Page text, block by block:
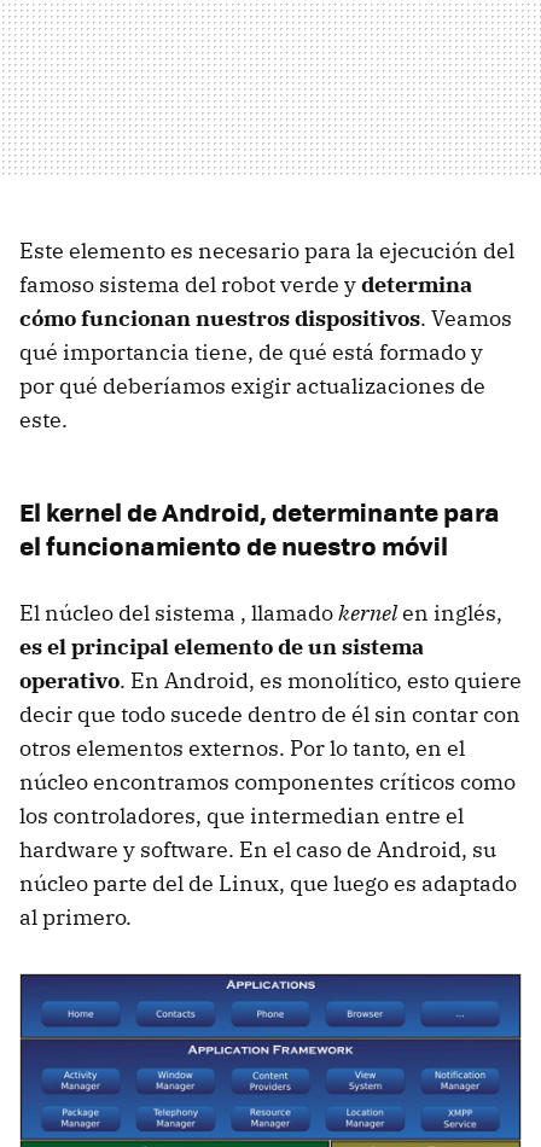
Este elemento es necesario para la ejecución del
famoso sistema del robot verde ydetermina
cómo funcionan nuestros dispositivos. Veamos
qué importancia tiene, de qué está formado y
por qué deberíamos exigir actualizaciones de
este.
El kernel de Android, determinante para
el funcionamiento de nuestro móvil
El núcleo del sistema , llamadokernelen inglés,
es el principal elemento de un sistema
operativo. En Android, es monolítico, esto quiere
decir que todo sucede dentro de él sin contar con
otros elementos externos. Por lo tanto, en el
núcleo encontramos componentes críticos como
los controladores, que intermedian entre el
hardware y software. En el caso de Android, su
núcleo parte del de Linux, que luego es adaptado
al primero.